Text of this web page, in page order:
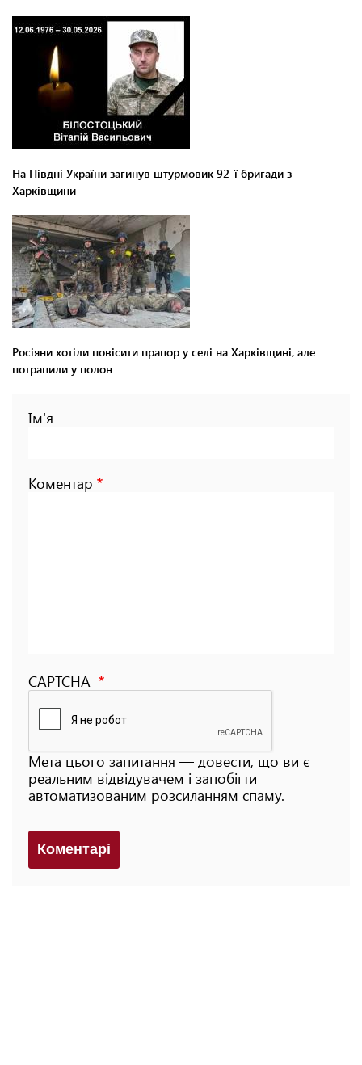
На Півдні України загинув штурмовик 92-ї бригади з
Харківщини
Росіяни хотіли повісити прапор у селі на Харківщині, але
потрапили у полон
Ім'я
Коментар
CAPTCHA
Мета цього запитання — довести, що ви є
реальним відвідувачем і запобігти
автоматизованим розсиланням спаму.
Коментарi